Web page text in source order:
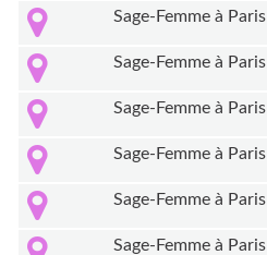
Sage-Femme à
Sage-Femme à
Sage-Femme à
Sage-Femme à
Sage-Femme à
Sage-Femme à